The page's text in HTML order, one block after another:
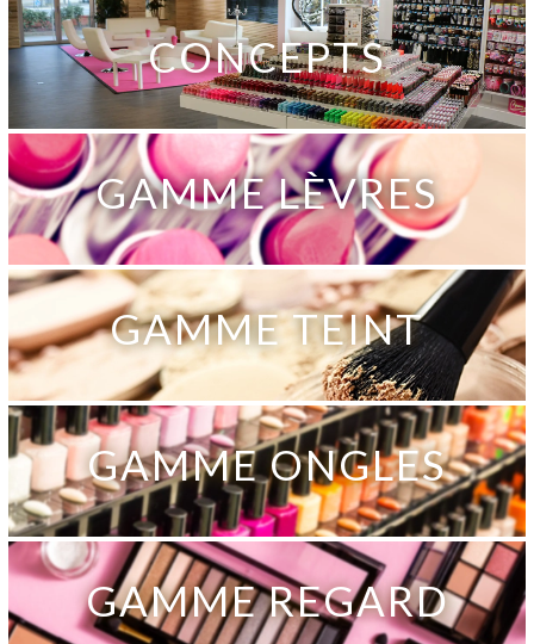
CONCEPTS
GAMME LÈVRES
GAMME TEINT
GAMME ONGLES
GAMME REGARD